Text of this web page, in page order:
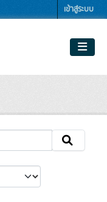
เข้าสู่ระบบ